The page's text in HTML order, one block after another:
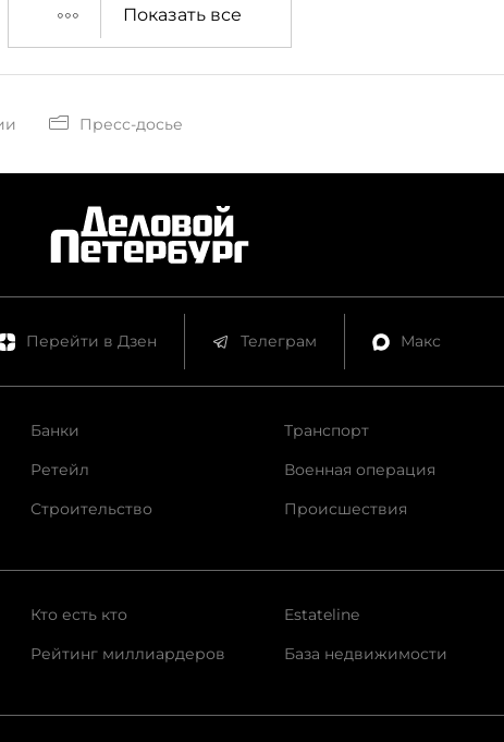
Показать все
Пресс-досье
Перейти в Дзен Телеграм Макс
Банки
Ретейл
Строительство
Транспорт
Военная операция
Происшествия
Кто есть кто
Рейтинг миллиардеров
Estateline
База недвижимости